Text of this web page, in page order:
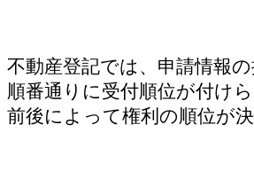
不動産登記では、申請情報
順番通りに受付順位が付け
前後によって権利の順位が決